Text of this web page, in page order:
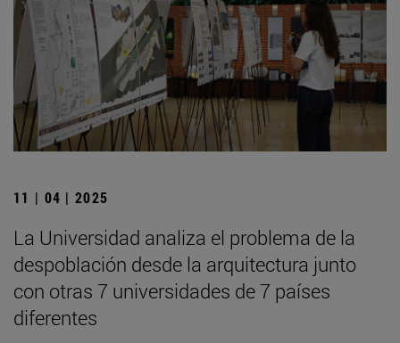
11 | 04 | 2025
La Universidad analiza el problema de la
despoblación desde la arquitectura junto
con otras 7 universidades de 7 países
diferentes